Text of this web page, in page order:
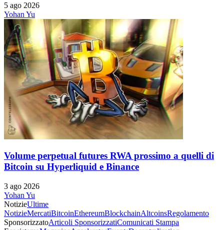
5 ago 2026
Yohan Yu
Volume perpetual futures RWA prossimo a quelli di
Bitcoin su Hyperliquid e Binance
3 ago 2026
Yohan Yu
NotizieUltime
NotizieMercatiBitcoinEthereumBlockchainAltcoinsRegolamento
SponsorizzatoArticoli SponsorizzatiComunicati Stampa